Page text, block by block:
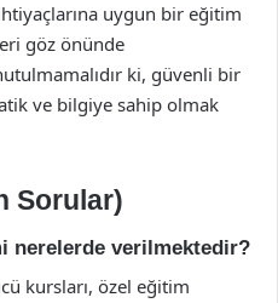
uygun bir eğitim
göz önünde
ki, güvenli bir
ve bilgiye sahip olmak
Sorular)
nerelerde verilmektedir?
kursları, özel eğitim